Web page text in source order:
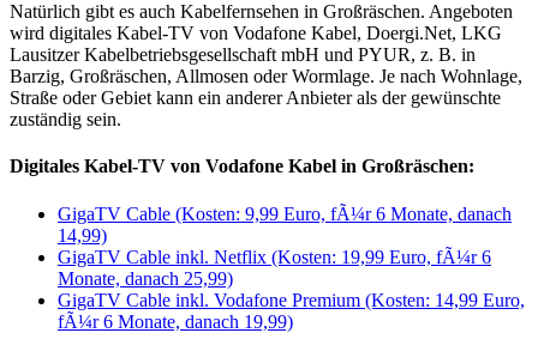
Natürlich gibt es auch Kabelfernsehen in Großräschen. Angeboten
wird digitales Kabel-TV von Vodafone Kabel, Doergi.Net, LKG
Lausitzer Kabelbetriebsgesellschaft mbH und PYUR, z. B. in
Barzig, Großräschen, Allmosen oder Wormlage. Je nach Wohnlage,
Straße oder Gebiet kann ein anderer Anbieter als der gewünschte
zuständig sein.
Digitales Kabel-TV von Vodafone Kabel in Großräschen:
GigaTV Cable (Kosten: 9,99 Euro, fÃ¼r 6 Monate, danach
14,99)
GigaTV Cable inkl. Netflix (Kosten: 19,99 Euro, fÃ¼r 6
Monate, danach 25,99)
GigaTV Cable inkl. Vodafone Premium (Kosten: 14,99 Euro,
fÃ¼r 6 Monate, danach 19,99)